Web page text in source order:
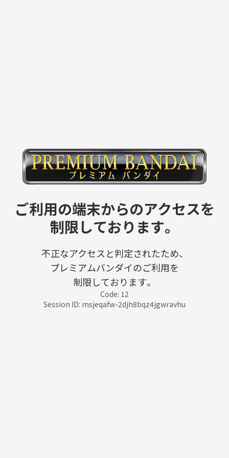
ご利用の端末からのアクセスを
制限しております。
不正なアクセスと判定されたため、
プレミアムバンダイのご利用を
制限しております。
Code: 12
Session ID: msjeqafw-2djh8bqz4jgwravhu